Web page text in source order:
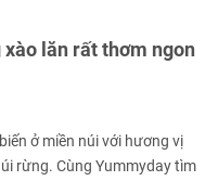
lăn rất thơm ngon
ở miền núi với hương vị
rừng. Cùng Yummyday tìm